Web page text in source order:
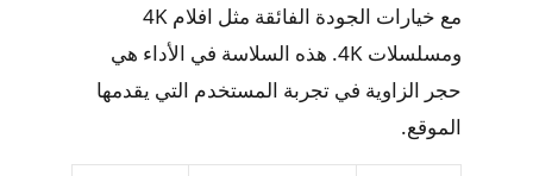
مع خيارات الجودة الفائقة مثل
افلام 4K
ومسلسلات 4K
. هذه السلاسة في الأداء هي
حجر الزاوية في تجربة المستخدم التي يقدمها
الموقع.